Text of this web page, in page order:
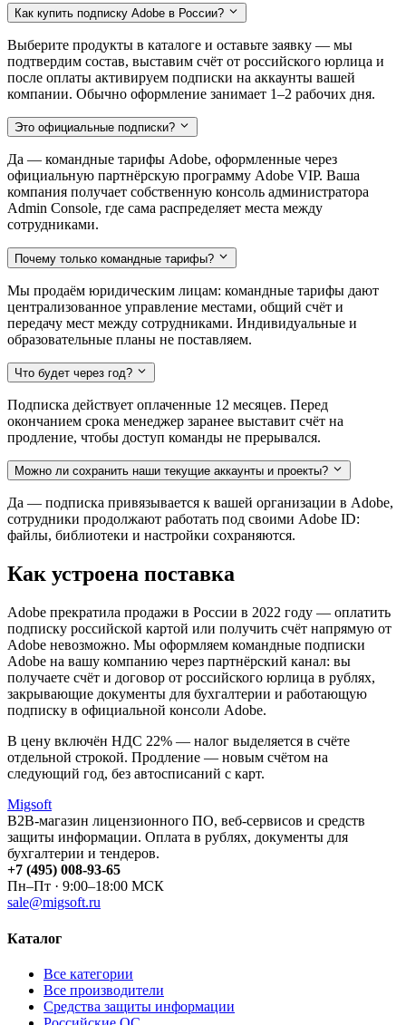
Как купить подписку Adobe в России?
Выберите продукты в каталоге и оставьте заявку — мы
подтвердим состав, выставим счёт от российского юрлица и
после оплаты активируем подписки на аккаунты вашей
компании. Обычно оформление занимает 1–2 рабочих дня.
Это официальные подписки?
Да — командные тарифы Adobe, оформленные через
официальную партнёрскую программу Adobe VIP. Ваша
компания получает собственную консоль администратора
Admin Console, где сама распределяет места между
сотрудниками.
Почему только командные тарифы?
Мы продаём юридическим лицам: командные тарифы дают
централизованное управление местами, общий счёт и
передачу мест между сотрудниками. Индивидуальные и
образовательные планы не поставляем.
Что будет через год?
Подписка действует оплаченные 12 месяцев. Перед
окончанием срока менеджер заранее выставит счёт на
продление, чтобы доступ команды не прерывался.
Можно ли сохранить наши текущие аккаунты и проекты?
Да — подписка привязывается к вашей организации в Adobe,
сотрудники продолжают работать под своими Adobe ID:
файлы, библиотеки и настройки сохраняются.
Как устроена поставка
Adobe прекратила продажи в России в 2022 году — оплатить
подписку российской картой или получить счёт напрямую от
Adobe невозможно. Мы оформляем командные подписки
Adobe на вашу компанию через партнёрский канал: вы
получаете счёт и договор от российского юрлица в рублях,
закрывающие документы для бухгалтерии и работающую
подписку в официальной консоли Adobe.
В цену включён НДС 22% — налог выделяется в счёте
отдельной строкой. Продление — новым счётом на
следующий год, без автосписаний с карт.
Migsoft
B2B-магазин лицензионного ПО, веб-сервисов и средств
защиты информации. Оплата в рублях, документы для
бухгалтерии и тендеров.
+7 (495) 008-93-65
Пн–Пт · 9:00–18:00 МСК
sale@migsoft.ru
Каталог
Все категории
Все производители
Средства защиты информации